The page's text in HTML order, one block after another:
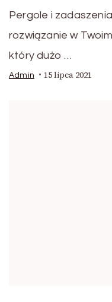
Pergole i
rozwiązanie w
który dużo …
Admin 15 lipca 2021